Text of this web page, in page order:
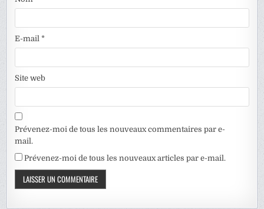
E-mail*
Site web
Prévenez-moi de tous les nouveaux commentaires par e-
mail.
Prévenez-moi de tous les nouveaux articles par e-mail.